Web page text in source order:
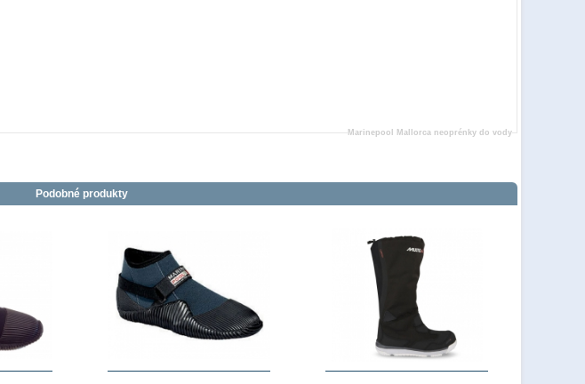
Marinepool Mallorca neoprénky do vody
Podobné produkty